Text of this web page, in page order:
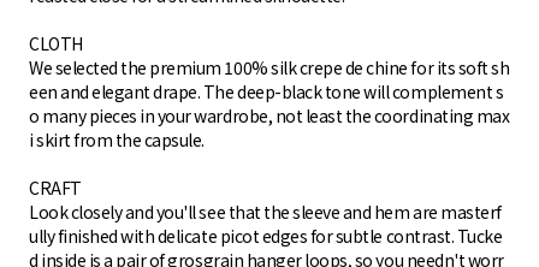
CLOTH​
We selected the premium 100% silk crepe de chine for its soft sh
een and elegant drape. The deep-black tone will complement s
o many pieces in your wardrobe, not least the coordinating max
i skirt from the capsule.
CRAFT​
Look closely and you'll see that the sleeve and hem are masterf
ully finished with delicate picot edges for subtle contrast. Tucke
d inside is a pair of grosgrain hanger loops, so you needn't worr